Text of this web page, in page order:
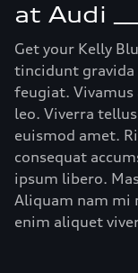
at Audi
Get your Kelly
tincidunt gravida
feugiat.
leo. Viverra
euismod amet.
consequat
ipsum libero.
Aliquam nam mi
enim aliquet